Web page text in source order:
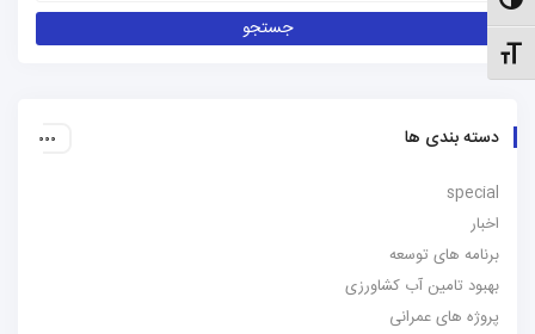
تنظیم اندازهٔ فونت
دسته بندی ها
special
اخبار
برنامه های توسعه
بهبود تامین آب کشاورزی
پروژه های عمرانی